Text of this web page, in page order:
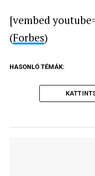
[vembed
(Forbes)
HASONLÓ TÉMÁK: